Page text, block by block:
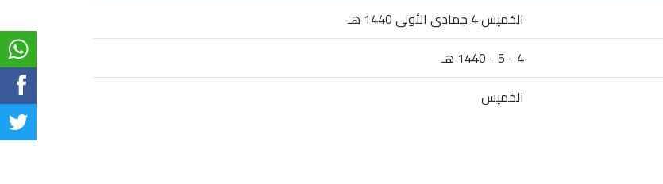
الخميس 4 جمادى الأولى 1440 هـ
4 - 5 - 1440 هـ
الخميس